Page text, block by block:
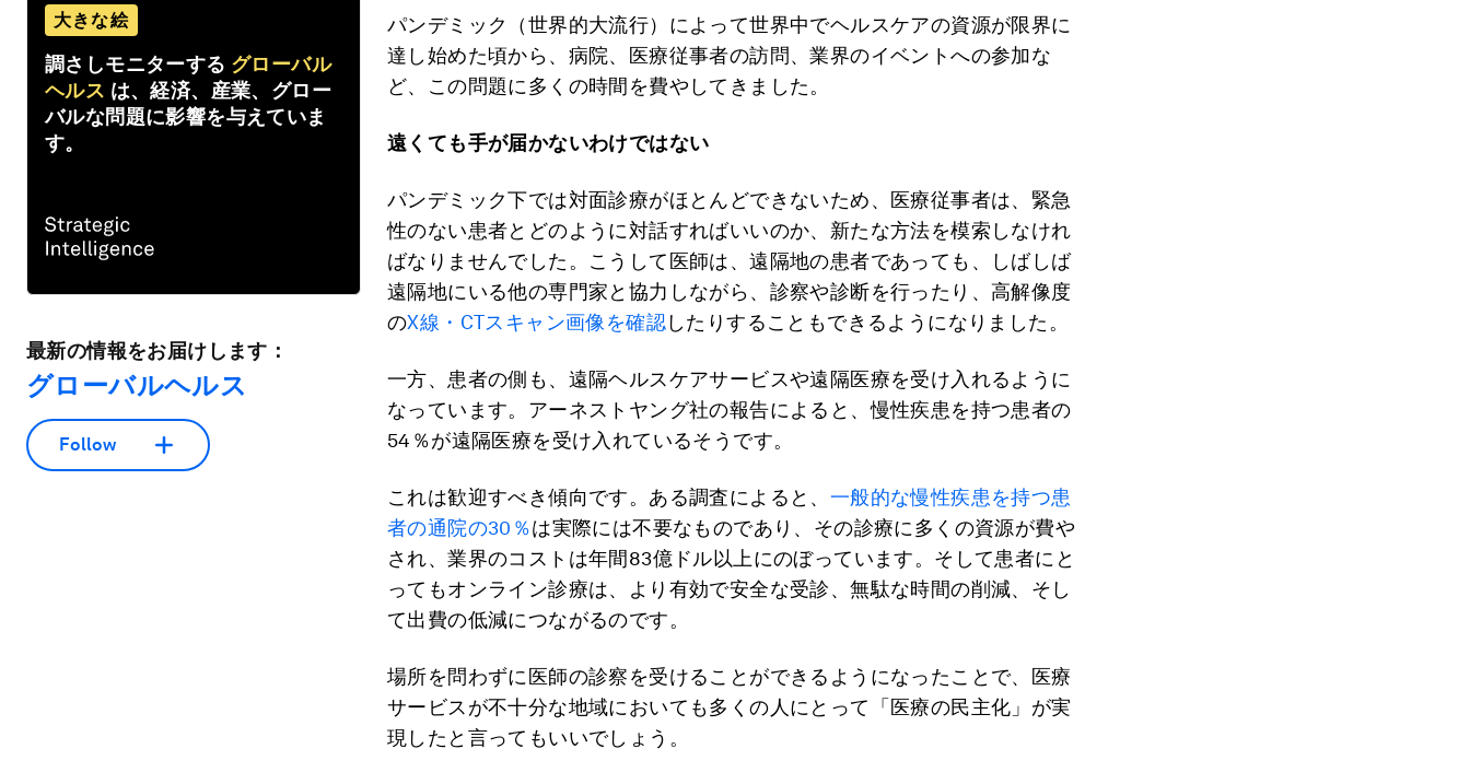
大きな絵
調さしモニターする グローバル
ヘルス は、経済、産業、グロー
バルな問題に影響を与えていま
す。
最新の情報をお届けします：
グローバルヘルス
Follow
パンデミック（世界的大流行）によって世界中でヘルスケアの資源が限界に
達し始めた頃から、病院、医療従事者の訪問、業界のイベントへの参加な
ど、この問題に多くの時間を費やしてきました。
遠くても手が届かないわけではない
パンデミック下では対面診療がほとんどできないため、医療従事者は、緊急
性のない患者とどのように対話すればいいのか、新たな方法を模索しなけれ
ばなりませんでした。こうして医師は、遠隔地の患者であっても、しばしば
遠隔地にいる他の専門家と協力しながら、診察や診断を行ったり、高解像度
のX線・CTスキャン画像を確認したりすることもできるようになりました。
一方、患者の側も、遠隔ヘルスケアサービスや遠隔医療を受け入れるように
なっています。アーネストヤング社の報告によると、慢性疾患を持つ患者の
54％が遠隔医療を受け入れているそうです。
これは歓迎すべき傾向です。ある調査によると、 一般的な慢性疾患を持つ患
者の通院の30％は実際には不要なものであり、その診療に多くの資源が費や
され、業界のコストは年間83億ドル以上にのぼっています。そして患者にと
ってもオンライン診療は、より有効で安全な受診、無駄な時間の削減、そし
て出費の低減につながるのです。
場所を問わずに医師の診察を受けることができるようになったことで、医療
サービスが不十分な地域においても多くの人にとって「医療の民主化」が実
現したと言ってもいいでしょう。